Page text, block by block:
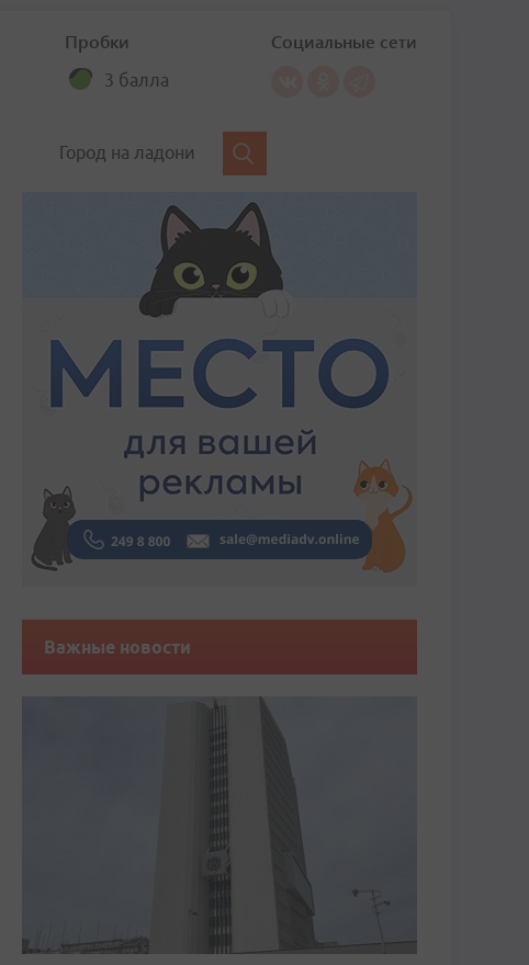
Пробки
3 балла
Социальные сети
Город на ладони
Важные новости